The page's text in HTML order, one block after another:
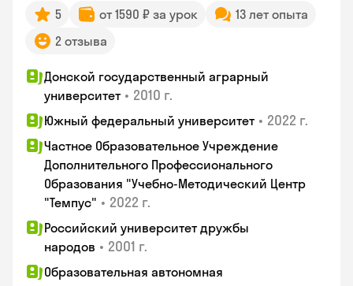
5 от 1590 ₽ за урок
13 лет опыта
2 отзыва
Донской государственный аграрный
университет • 2010 г.
Южный федеральный университет • 2022 г.
Частное Образовательное Учреждение
Дополнительного Профессионального
Образования "Учебно-Методический Центр
"Темпус" • 2022 г.
Российский университет дружбы
народов • 2001 г.
Образовательная автономная